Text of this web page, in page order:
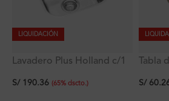
LIQUIDACIÓN
Lavadero Plus Holland c/1
rebose 38×33×18 cm
S/ 190.36 (65% dscto.)
Tabla
S/